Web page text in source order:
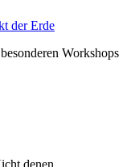
der Erde
Workshops
denen,…